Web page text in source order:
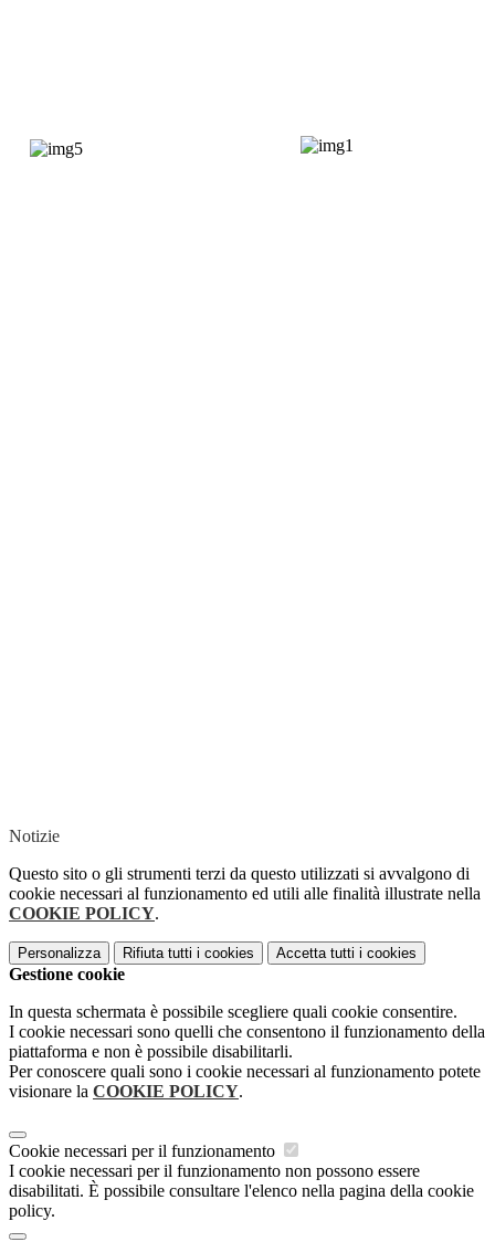
Notizie
Questo sito o gli strumenti terzi da questo utilizzati si avvalgono di
cookie necessari al funzionamento ed utili alle finalità illustrate nella
COOKIE POLICY.
Personalizza Rifiuta tutti i cookies Accetta tutti i cookies
Gestione cookie
In questa schermata è possibile scegliere quali cookie consentire.
I cookie necessari sono quelli che consentono il funzionamento della
piattaforma e non è possibile disabilitarli.
Per conoscere quali sono i cookie necessari al funzionamento potete
visionare la COOKIE POLICY.
Cookie necessari per il funzionamento
I cookie necessari per il funzionamento non possono essere
disabilitati. È possibile consultare l'elenco nella pagina della cookie
policy.